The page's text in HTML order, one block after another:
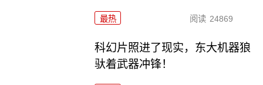
最热 阅读 24869
科幻片照进了现实，东大机器狼
驮着武器冲锋！